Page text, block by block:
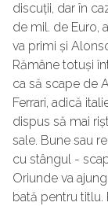
discuții, dar în
de mil. de Euro,
va primi și
Rămâne totuși
ca să scape de
Ferrari, adică
dispus să mai
sale. Bune sau
cu stângul -
Oriunde va
bată pentru